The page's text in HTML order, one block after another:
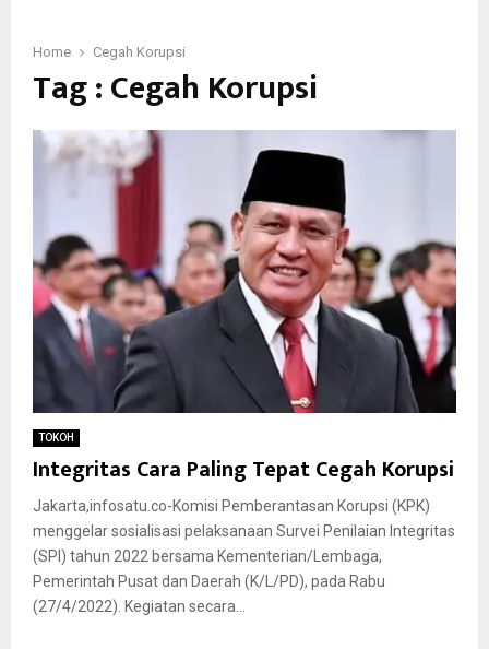
Home Cegah Korupsi
Tag : Cegah Korupsi
TOKOH
Integritas Cara Paling Tepat Cegah Korupsi
Jakarta,infosatu.co-Komisi Pemberantasan Korupsi (KPK)
menggelar sosialisasi pelaksanaan Survei Penilaian Integritas
(SPI) tahun 2022 bersama Kementerian/Lembaga,
Pemerintah Pusat dan Daerah (K/L/PD), pada Rabu
(27/4/2022). Kegiatan secara...